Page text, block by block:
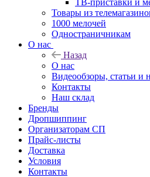
ТВ-приставки и
Товары из
1000 мелочей
Одностраничникам
О нас
Назад
О нас
Видеообзоры, статьи и
Контакты
Наш склад
Бренды
Дропшиппинг
Организаторам СП
Прайс-листы
Доставка
Условия
Контакты